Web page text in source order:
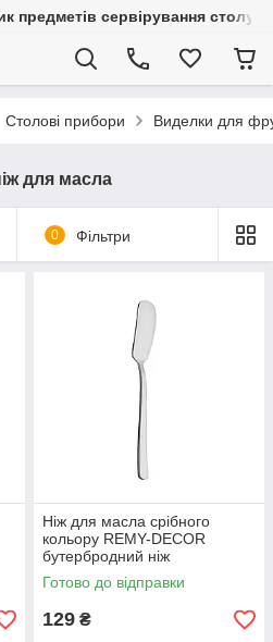
предметів сервірування
Столові прибори Виделки для
для масла
0 Фільтри
Ніж для масла срібного
кольору REMY-DECOR
бутербродний ніж
нержавіюча сталь
Готово до відправки
129 ₴